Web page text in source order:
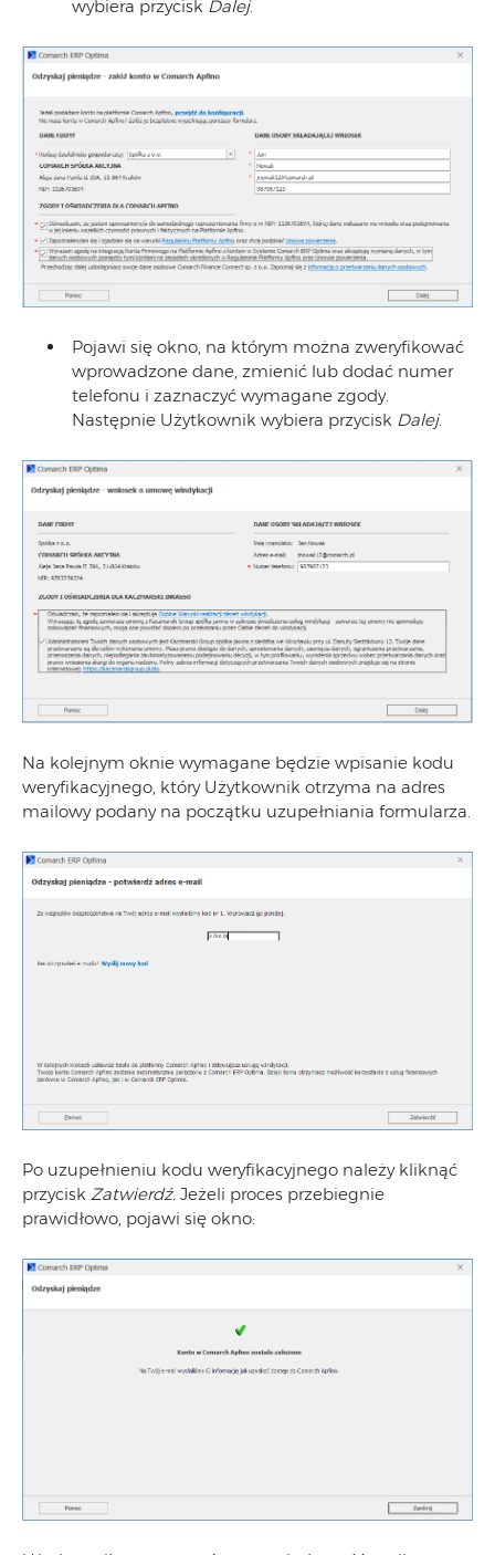
wybiera przycisk Dalej.
Pojawi się okno, na którym można zweryfikować
wprowadzone dane, zmienić lub dodać numer
telefonu i zaznaczyć wymagane zgody.
Następnie Użytkownik wybiera przycisk Dalej.
Na kolejnym oknie wymagane będzie wpisanie kodu
weryfikacyjnego, który Użytkownik otrzyma na adres
mailowy podany na początku uzupełniania formularza.
Po uzupełnieniu kodu weryfikacyjnego należy kliknąć
przycisk Zatwierdź. Jeżeli proces przebiegnie
prawidłowo, pojawi się okno: